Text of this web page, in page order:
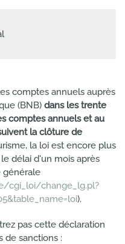
comptes annuels auprès
(BNB) dans les trente
comptes annuels et au
la clôture de
la loi est encore plus
délai d'un mois après
générale
cgi_loi/change_lg.pl?
).
pas cette déclaration
de sanctions :